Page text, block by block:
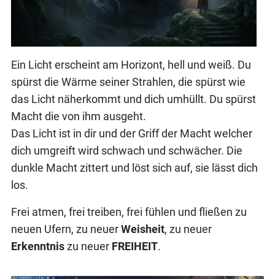
Ein Licht erscheint am Horizont, hell und weiß. Du
spürst die Wärme seiner Strahlen, die spürst wie
das Licht näherkommt und dich umhüllt. Du spürst
Macht die von ihm ausgeht.
Das Licht ist in dir und der Griff der Macht welcher
dich umgreift wird schwach und schwächer. Die
dunkle Macht zittert und löst sich auf, sie lässt dich
los.
Frei atmen, frei treiben, frei fühlen und fließen zu
neuen Ufern, zu neuerWeisheit, zu neuer
Erkenntniszu neuer FREIHEIT.